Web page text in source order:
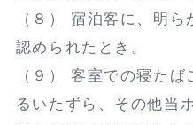
（８） 宿泊客に、明
認められたとき。
（９） 客室での寝た
るいたずら、その他当